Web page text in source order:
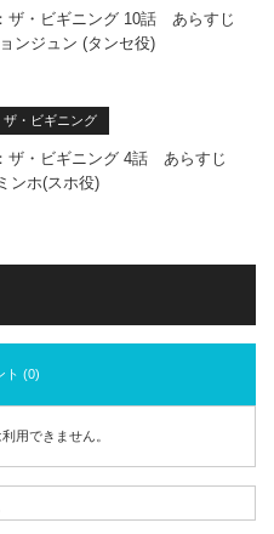
ザ・ビギニング 10話 あらすじ
ンジュン (タンセ役)
・ビギニング
ザ・ビギニング 4話 あらすじ
ンホ(スホ役)
ト (0)
用できません。